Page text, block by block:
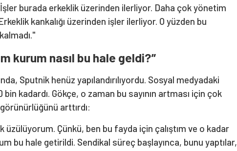
burada erkeklik üzerinden ilerliyor. Daha çok yönetim
kankalığı üzerinden işler ilerliyor. O yüzden bu
kurum nasıl bu hale geldi?”
Sputnik henüz yapılandırılıyordu. Sosyal medyadaki
bin kadardı. Gökçe, o zaman bu sayının artması için çok
arttırdı:
üzülüyorum. Çünkü, ben bu fayda için çalıştım ve o kadar
bu hale getirildi. Sendikal süreç başlayınca, bunu yaptılar,